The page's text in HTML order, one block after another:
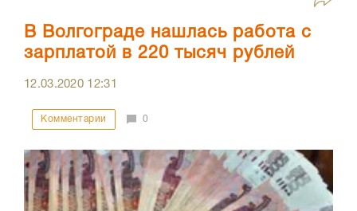
В Волгограде нашлась работа с
зарплатой в 220 тысяч рублей
12.03.2020 12:31
Комментарии 0